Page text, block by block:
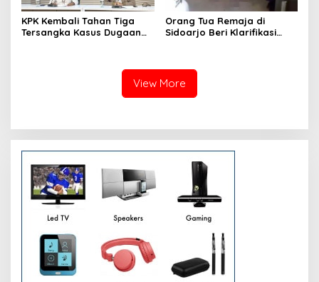
KPK Kembali Tahan Tiga
Tersangka Kasus Dugaan
Orang Tua Remaja di
Sidoarjo Beri Klarifikasi
View More